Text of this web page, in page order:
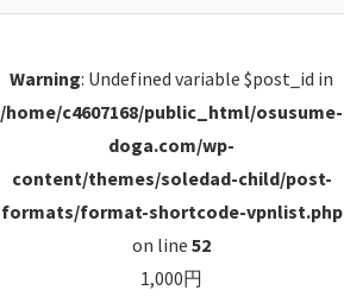
Warning: Undefined variable $post_id in
/home/c4607168/public_html/osusume-
doga.com/wp-
content/themes/soledad-child/post-
formats/format-shortcode-vpnlist.php
on line 52
1,000円